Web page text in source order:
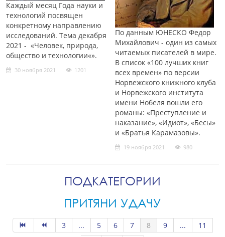
Каждый месяц Года науки и
технологий посвящен
конкретному направлению
исследований. Тема декабря
2021 - «Человек, природа,
общество и технологии«».
30 ноября 2021 1201
По данным ЮНЕСКО Федор
Михайлович - один из самых
читаемых писателей в мире.
В список «100 лучших книг
всех времен» по версии
Норвежского книжного клуба
и Норвежского института
имени Нобеля вошли его
романы: «Преступление и
наказание», «Идиот», «Бесы»
и «Братья Карамазовы».
19 ноября 2021 980
ПОДКАТЕГОРИИ
ПРИТЯНИ УДАЧУ
3 ... 5 6 7 8 9 ...
11